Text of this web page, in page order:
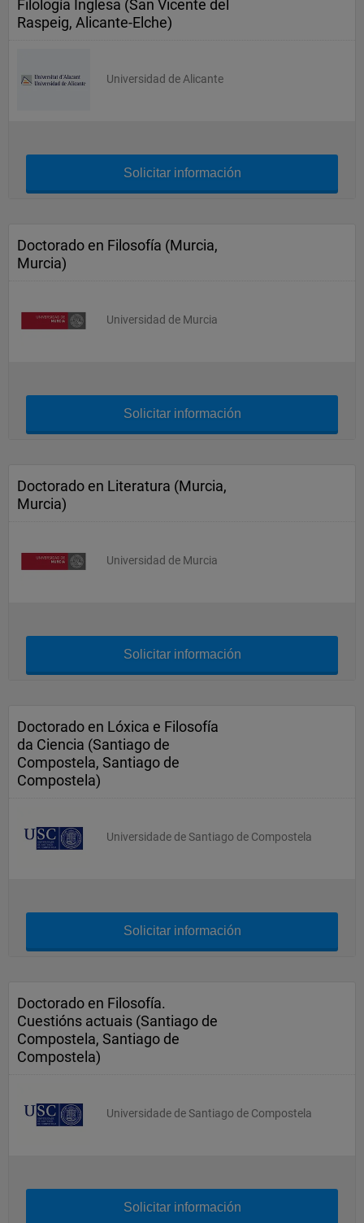
Filología Inglesa (San Vicente del
Raspeig, Alicante-Elche)
Universidad de Alicante
Solicitar información
Doctorado en Filosofía (Murcia,
Murcia)
Universidad de Murcia
Solicitar información
Doctorado en Literatura (Murcia,
Murcia)
Universidad de Murcia
Solicitar información
Doctorado en Lóxica e Filosofía
da Ciencia (Santiago de
Compostela, Santiago de
Compostela)
Universidade de Santiago de Compostela
Solicitar información
Doctorado en Filosofía.
Cuestións actuais (Santiago de
Compostela, Santiago de
Compostela)
Universidade de Santiago de Compostela
Solicitar información